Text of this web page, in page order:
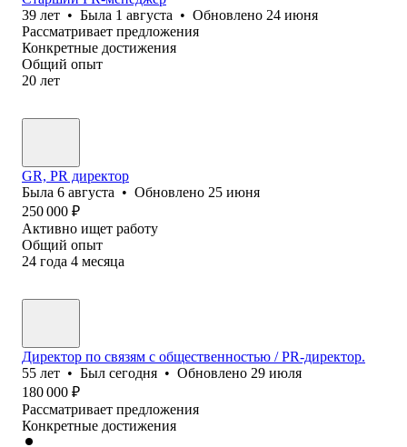
39 лет • Была 1 августа • Обновлено 24 июня
Рассматривает предложения
Конкретные достижения
Общий опыт
20 лет
GR, PR директор
Была 6 августа • Обновлено 25 июня
250 000 ₽
Активно ищет работу
Общий опыт
24 года 4 месяца
Директор по связям с общественностью / PR-директор.
55 лет • Был сегодня • Обновлено 29 июля
180 000 ₽
Рассматривает предложения
Конкретные достижения